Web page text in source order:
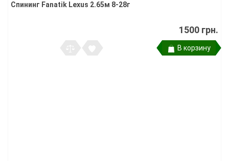
Спининг Fanatik Lexus 2.65м 8-28г
1500 грн.
В корзину